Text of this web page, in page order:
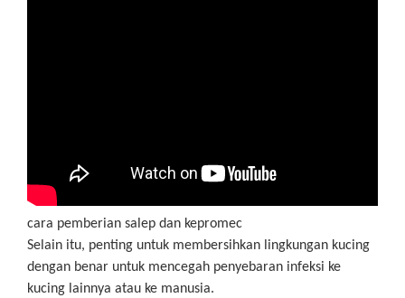
cara pemberian salep dan kepromec
Selain itu, penting untuk membersihkan lingkungan kucing
dengan benar untuk mencegah penyebaran infeksi ke
kucing lainnya atau ke manusia.